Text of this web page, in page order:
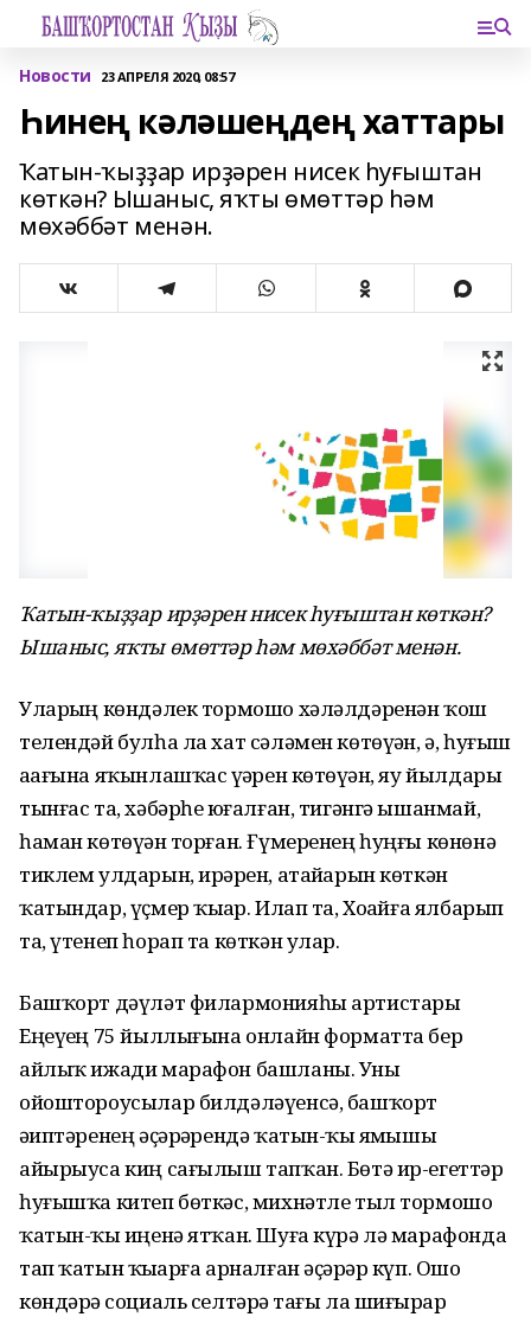
Новости 23 АПРЕЛЯ 2020, 08:57
Һинең кәләшеңдең хаттары
Ҡатын-ҡыҙҙар ирҙәрен нисек һуғыштан
көткән? Ышаныс, яҡты өмөттәр һәм
мөхәббәт менән.
Ҡатын-ҡыҙҙар ирҙәрен нисек һуғыштан көткән?
Ышаныс, яҡты өмөттәр һәм мөхәббәт менән.
Уларҙың көндәлек тормошо хәләлдәренән ҡош
телендәй булһа ла хат сәләмен көтөүҙән, ә, һуғыш
аҙағына яҡынлашҡас үҙҙәрен көтөүҙән, яу йылдары
тынғас та, хәбәрһеҙ юғалған, тигәнгә ышанмай,
һаман көтөүҙән торған. Ғүмеренең һуңғы көнөнә
тиклем улдарын, ирҙәрен, атайҙарын көткән
ҡатындар, үҫмер ҡыҙҙар. Илап та, Хоҙайға ялбарып
та, үтенеп һорап та көткән улар.
Башҡорт дәүләт филармонияһы артистары
Еңеүҙең 75 йыллығына онлайн форматта бер
айлыҡ ижади марафон башланы. Уны
ойоштороусылар билдәләүенсә, башҡорт
әҙиптәренең әҫәрҙәрендә ҡатын-ҡыҙ яҙмышы
айырыуса киң сағылыш тапҡан. Бөтә ир-егеттәр
һуғышҡа китеп бөткәс, михнәтле тыл тормошо
ҡатын-ҡыҙ иңенә ятҡан. Шуға күрә лә марафонда
тап ҡатын ҡыҙҙарға арналған әҫәрҙәр күп. Ошо
көндәрҙә социаль селтәрҙә тағы ла шиғырҙар